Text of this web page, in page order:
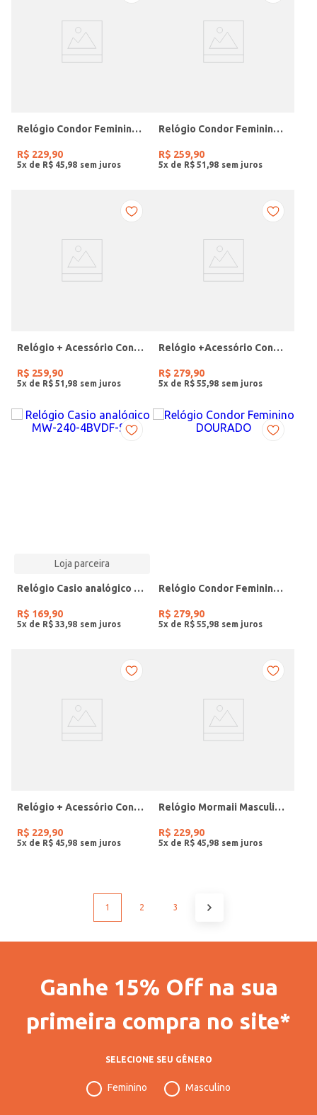
Relógio Condor Feminino PRATA
R$ 229,90
5x de R$ 45 98
Relógio Condor Feminino DOURADO
R$ 259,90
5x de R$ 51 98
Relógio + Acessório Condor Feminino PRATA
R$ 259,90
5x de R$ 51 98
Relógio +Acessório Condor Feminino DOURADO
R$ 279,90
5x de R$ 55 98
Loja parceira
Relógio Casio analógico MW-240-4BVDF-SC
R$ 169,90
5x de R$ 33 98
Relógio Condor Feminino DOURADO
R$ 279,90
5x de R$ 55 98
Relógio + Acessório Condor Feminino PRATA
R$ 229,90
5x de R$ 45 98
Relógio Mormaii Masculino PRETO
R$ 229,90
5x de R$ 45 98
1 2 3
Ganhe 15% Off na sua
primeira compra no site*
SELECIONE SEU GÊNERO
Feminino Masculino